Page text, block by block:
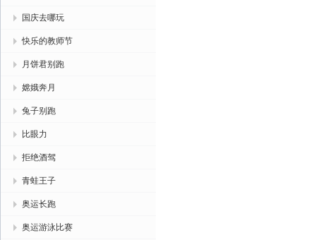
国庆去哪玩
快乐的教师节
月饼君别跑
嫦娥奔月
兔子别跑
比眼力
拒绝酒驾
青蛙王子
奥运长跑
奥运游泳比赛